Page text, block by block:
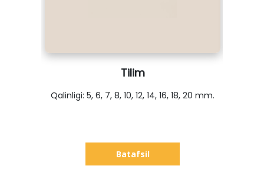
Tilim
Qalinligi: 5, 6, 7, 8, 10, 12, 14, 16, 18, 20 mm.
Batafsil